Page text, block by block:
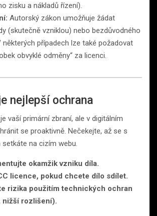
zisku a nákladů řízení).
Autorský zákon umožňuje žádat
(skutečně vzniklou) nebo bezdůvodného
některých případech lze také požadovat
obvyklé odměny“ za licenci.
nejlepší ochrana
vaší primární zbraní, ale v digitálním
se proaktivně. Nečekejte, až se s
na cizím webu.
okamžik vzniku díla.
licence, pokud chcete dílo sdílet.
rizika použitím technických ochran
nižší rozlišení).